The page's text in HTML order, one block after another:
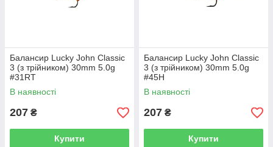
Балансир Lucky John Classic
3 (з трійником) 30mm 5.0g
#31RT
В наявності
207 ₴
Купити
Балансир Lucky John Classic
3 (з трійником) 30mm 5.0g
#45H
В наявності
207 ₴
Купити